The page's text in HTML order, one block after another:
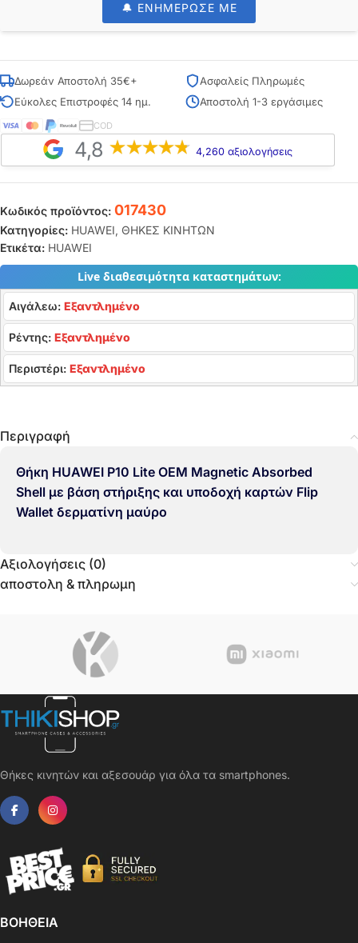
🔔 ΕΝΗΜΕΡΩΣΕ ΜΕ
Δωρεάν Αποστολή 35€+
Ασφαλείς Πληρωμές
Εύκολες Επιστροφές 14 ημ.
Αποστολή 1-3 εργάσιμες
COD
4,8 4,260 αξιολογήσεις
Κωδικός προϊόντος: 017430
Κατηγορίες: HUAWEI, ΘΗΚΕΣ ΚΙΝΗΤΩΝ
Ετικέτα: HUAWEI
Live διαθεσιμότητα καταστημάτων:
Αιγάλεω: Εξαντλημένο
Ρέντης: Εξαντλημένο
Περιστέρι: Εξαντλημένο
Περιγραφή
Θήκη HUAWEI P10 Lite OEM Magnetic Absorbed
Shell με βάση στήριξης και υποδοχή καρτών Flip
Wallet δερματίνη μαύρο
Αξιολογήσεις (0)
αποστολη & πληρωμη
Θήκες κινητών και αξεσουάρ για όλα τα smartphones.
ΒΟΗΘΕΙΑ